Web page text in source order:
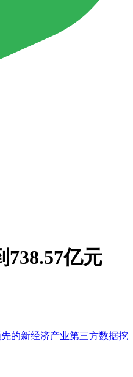
亿元
的新经济产业第三方数据挖